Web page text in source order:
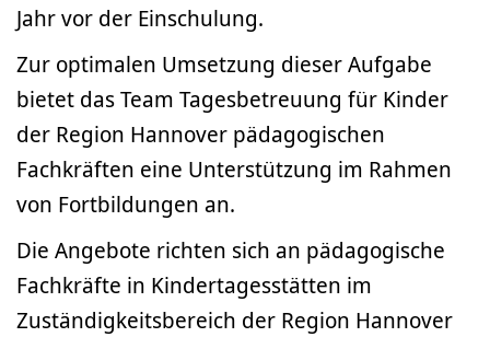
Jahr vor der Einschulung.
Zur optimalen Umsetzung dieser Aufgabe
bietet das Team Tagesbetreuung für Kinder
der Region Hannover pädagogischen
Fachkräften eine Unterstützung im Rahmen
von Fortbildungen an.
Die Angebote richten sich an pädagogische
Fachkräfte in Kindertagesstätten im
Zuständigkeitsbereich der Region Hannover